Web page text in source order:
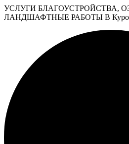
УСЛУГИ БЛАГОУСТРОЙСТВА,
ЛАНДШАФТНЫЕ РАБОТЫ В